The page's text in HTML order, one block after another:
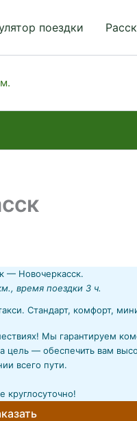
поездки
— Новочеркасск.
время поездки 3 ч.
Стандарт, комфорт,
Мы гарантируем
цель — обеспечить вам
всего пути.
круглосуточно!